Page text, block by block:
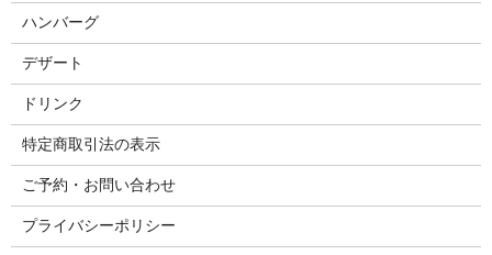
ハンバーグ
デザート
ドリンク
特定商取引法の表示
ご予約・お問い合わせ
プライバシーポリシー